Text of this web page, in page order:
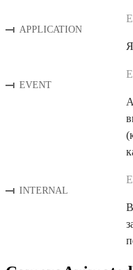
APPLICATION
EVENT
INTERNAL